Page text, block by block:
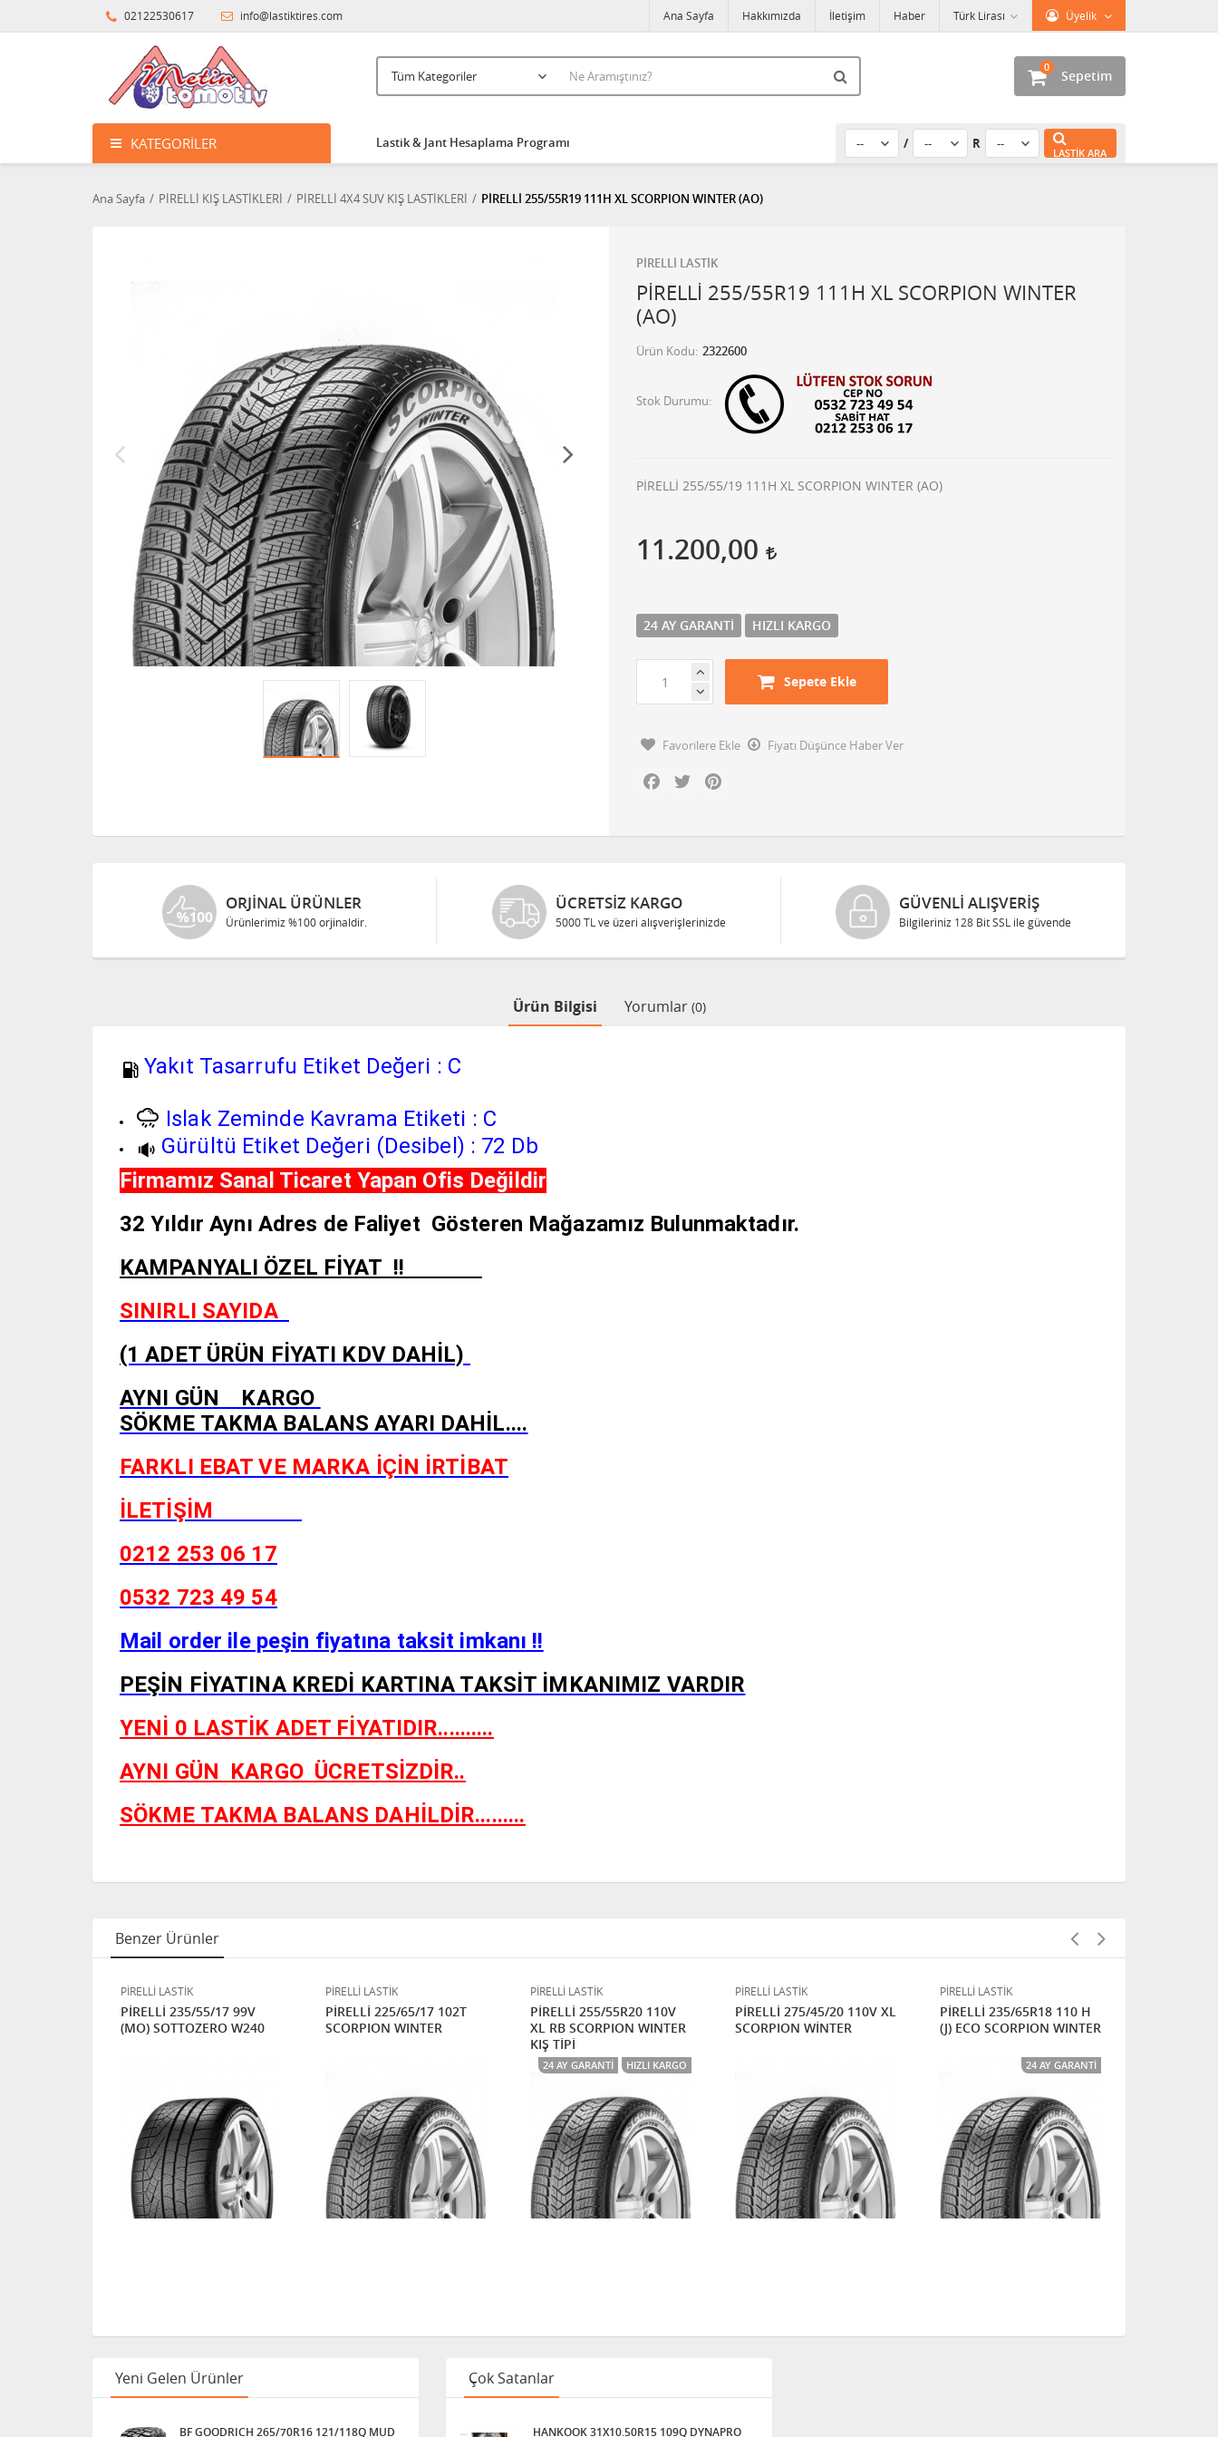
02122530617 info@lastiktires.com Üyelik
Türk Lirası
Ana Sayfa Hakkımızda İletişim Haber
Sepetim
0
KATEGORILER Lastik & Jant Hesaplama Programı / R
LASTIK ARA
Ana Sayfa PİRELLİ KIŞ LASTİKLERİ PİRELLİ 4X4 SUV KIŞ LASTİKLERİ PİRELLİ 255/55R19 111H XL SCORPION WINTER (AO)
PİRELLİ LASTİK
PİRELLİ 255/55R19 111H XL SCORPION WINTER
(AO)
Ürün Kodu 2322600
Stok Durumu
PİRELLİ 255/55/19 111H XL SCORPION WINTER (AO)
11.200,00
24 AY GARANTI HIZLI KARGO
Sepete Ekle
Favorilere Ekle
Fiyatı Düşünce Haber Ver
Facebook
Twitter
ORJINAL ÜRÜNLER
Ürünlerimiz %100 orjinaldir.
ÜCRETSIZ KARGO
5000 TL ve üzeri alışverişlerinizde
GÜVENLI ALIŞVERIŞ
Bilgileriniz 128 Bit SSL ile güvende
Ürün Bilgisi Yorumlar (0)
Yakıt Tasarrufu Etiket Değeri : C
Islak Zeminde Kavrama Etiketi : C
Gürültü Etiket Değeri (Desibel) : 72 Db
Firmamız Sanal Ticaret Yapan Ofis Değildir
32 Yıldır Aynı Adres de Faliyet Gösteren Mağazamız Bulunmaktadır.
KAMPANYALI ÖZEL FİYAT !!
SINIRLI SAYIDA
(1 ADET ÜRÜN FİYATI KDV DAHİL)
AYNI GÜN KARGO
SÖKME TAKMA BALANS AYARI DAHİL....
FARKLI EBAT VE MARKA İÇİN İRTİBAT
İLETİŞİM
0212 253 06 17
0532 723 49 54
Mail order ile peşin fiyatına taksit imkanı !!
PEŞİN FİYATINA KREDİ KARTINA TAKSİT İMKANIMIZ VARDIR
YENİ 0 LASTİK ADET FİYATIDIR..........
AYNI GÜN KARGO ÜCRETSİZDİR..
SÖKME TAKMA BALANS DAHİLDİR.........
Benzer Ürünler
PİRELLİ LASTİK
PİRELLİ 235/55/17 99V
(MO) SOTTOZERO W240
PİRELLİ LASTİK
PİRELLİ 225/65/17 102T
SCORPION WINTER
PİRELLİ LASTİK
PİRELLİ 255/55R20 110V
XL RB SCORPION WINTER
KIŞ TİPİ
24 AY GARANTI HIZLI KARGO
PİRELLİ LASTİK
PİRELLİ 275/45/20 110V XL
SCORPION WİNTER
PİRELLİ LASTİK
PİRELLİ 235/65R18 110 H
(J) ECO SCORPION WINTER
24 AY GARANTI
Yeni Gelen Ürünler
BF GOODRICH 265/70R16 121/118Q MUD
Çok Satanlar
HANKOOK 31X10.50R15 109Q DYNAPRO